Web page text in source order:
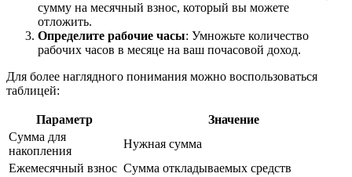
сумму на месячный взнос, который вы можете
отложить.
Определите рабочие часы: Умножьте количество
рабочих часов в месяце на ваш почасовой доход.
Для более наглядного понимания можно воспользоваться
таблицей:
Параметр
Значение
Сумма для
накопления
Нужная сумма
Ежемесячный взнос Сумма откладываемых средств